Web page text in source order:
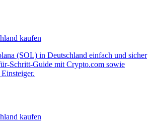
kaufen
(SOL) in Deutschland einfach und sicher
Schritt-Guide mit Crypto.com sowie
kaufen